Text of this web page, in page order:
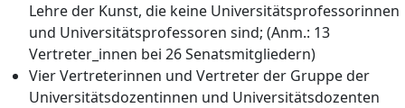
Lehre der Kunst, die keine Universitätsprofessorinnen
und Universitätsprofessoren sind; (Anm.: 13
Vertreter_innen bei 26 Senatsmitgliedern)
Vier Vertreterinnen und Vertreter der Gruppe der
Universitätsdozentinnen und Universitätsdozenten